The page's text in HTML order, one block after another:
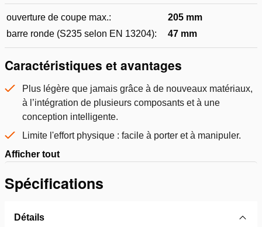
ouverture de coupe max.:
205 mm
barre ronde (S235 selon EN 13204):
47 mm
Caractéristiques et avantages
Plus légère que jamais grâce à de nouveaux matériaux,
à l’intégration de plusieurs composants et à une
conception intelligente.
Limite l'effort physique : facile à porter et à manipuler.
Afficher tout
Spécifications
Détails